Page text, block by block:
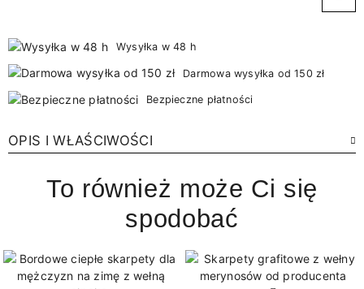
Wysyłka w 48 h
Darmowa wysyłka od 150 zł
Bezpieczne płatności
OPIS I WŁAŚCIWOŚCI
To również może Ci się
spodobać